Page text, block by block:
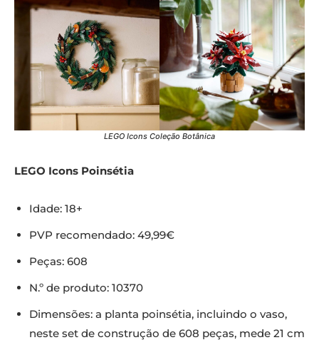
LEGO Icons Coleção Botânica
LEGO Icons Poinsétia
Idade: 18+
PVP recomendado: 49,99€
Peças: 608
N.º de produto: 10370
Dimensões: a planta poinsétia, incluindo o vaso,
neste set de construção de 608 peças, mede 21 cm